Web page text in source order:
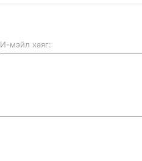
И-мэйл хаяг: